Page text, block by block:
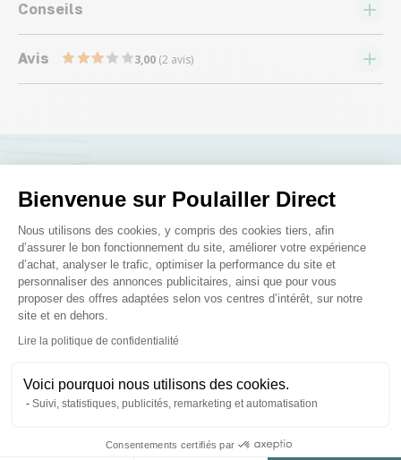
Bienvenue sur Poulailler Direct
Plateforme de Gestion du
Nous utilisons des cookies, y compris des cookies tiers, afin
d’assurer le bon fonctionnement du site, améliorer votre expérience
d’achat, analyser le trafic, optimiser la performance du site et
personnaliser des annonces publicitaires, ainsi que pour vous
proposer des offres adaptées selon vos centres d’intérêt, sur notre
site et en dehors.
Lire la politique de confidentialité
Voici pourquoi nous utilisons des cookies.
Suivi, statistiques, publicités, remarketing et automatisation
Consentements certifiés par
Axeptio consent
Conseils
Avis 3,00 (2 avis)
Nous répondons à toutes vos
questions ;)
Posez-nous vos questions
Ces produits peuvent vous